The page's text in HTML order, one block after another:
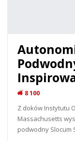
8 100
Z doków Instytutu
Massachusetts
podwodny Slocum